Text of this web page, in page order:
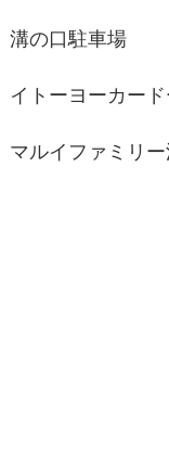
溝の口駐車場
イトーヨーカー
マルイファミリー